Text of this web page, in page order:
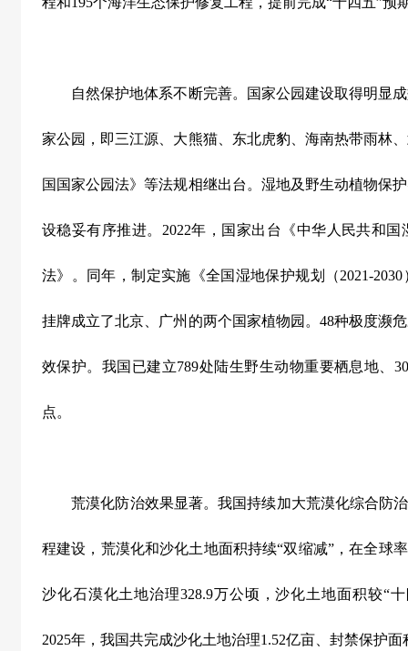
自然保护地体系不断完善。国家公园建设取得明显
家公园，即三江源、大熊猫、东北虎豹、海南热带雨林
国国家公园法》等法规相继出台。湿地及野生动植物保
设稳妥有序推进。 2022年，国家出台《中华人民共和
法》。同年，制定实施《全国湿地保护规划（2021-2030
挂牌成立了北京、广州的两个国家植物园。 48种极度濒
效保护。我国已建立789处陆生野生动物重要栖息地、
点。
荒漠化防治效果显著。我国持续加大荒漠化综合防
程建设，荒漠化和沙化土地面积持续“双缩减”，在全球
沙化石漠化土地治理328.9万公顷，沙化土地面积较“十
2025年，我国共完成沙化土地治理1.52亿亩、封禁保护面